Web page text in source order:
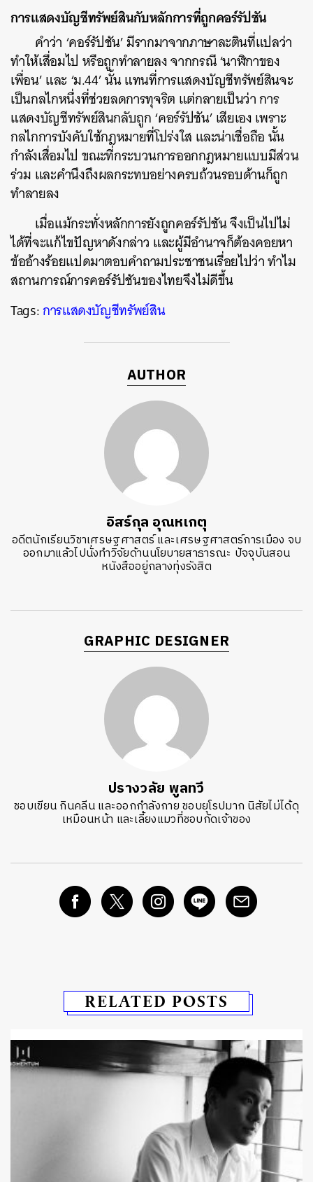
การแสดงบัญชีทรัพย์สินกับหลักการที่ถูกคอร์รัปชัน
คำว่า ‘คอร์รัปชัน’ มีรากมาจากภาษาละตินที่แปลว่า
ทำให้เสื่อมไป หรือถูกทำลายลง จากกรณี ‘นาฬิกาของ
เพื่อน’ และ ‘ม.44’ นั้น แทนที่การแสดงบัญชีทรัพย์สินจะ
เป็นกลไกหนึ่งที่ช่วยลดการทุจริต แต่กลายเป็นว่า การ
แสดงบัญชีทรัพย์สินกลับถูก ‘คอร์รัปชัน’ เสียเอง เพราะ
กลไกการบังคับใช้กฎหมายที่โปร่งใส และน่าเชื่อถือ นั้น
กำลังเสื่อมไป ขณะที่กระบวนการออกกฎหมายแบบมีส่วน
ร่วม และคำนึงถึงผลกระทบอย่างครบถ้วนรอบด้านก็ถูก
ทำลายลง
เมื่อแม้กระทั่งหลักการยังถูกคอร์รัปชัน จึงเป็นไปไม่
ได้ที่จะแก้ไขปัญหาดังกล่าว และผู้มีอำนาจก็ต้องคอยหา
ข้ออ้างร้อยแปดมาตอบคำถามประชาชนเรื่อยไปว่า ทำไม
สถานการณ์การคอร์รัปชันของไทยจึงไม่ดีขึ้น
Tags:การแสดงบัญชีทรัพย์สิน
AUTHOR
อิสร์กุล อุณหเกตุ
อดีตนักเรียนวิชาเศรษฐศาสตร์ และเศรษฐศาสตร์การเมือง จบ
ออกมาแล้วไปนั่งทำวิจัยด้านนโยบายสาธารณะ ปัจจุบันสอน
หนังสืออยู่กลางทุ่งรังสิต
GRAPHIC DESIGNER
ปรางวลัย พูลทวี
ชอบเขียน กินคลีน และออกกำลังกาย ชอบยุโรปมาก นิสัยไม่ได้ดุ
เหมือนหน้า และเลี้ยงแมวที่ชอบกัดเจ้าของ
RELATED POSTS